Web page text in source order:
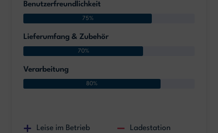
Benutzerfreundlichkeit
75%
Lieferumfang & Zubehör
70%
Verarbeitung
80%
Leise im Betrieb
Ladestation